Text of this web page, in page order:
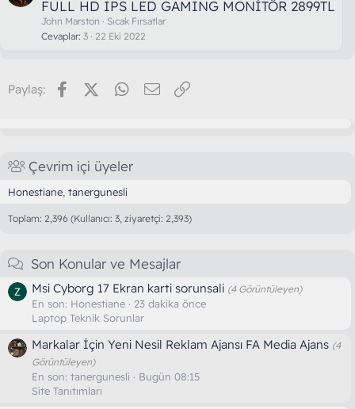
FULL HD IPS LED GAMING MONİTÖR 2899TL
John Marston
Sıcak Fırsatlar
Cevaplar 3 22 Eki 2022
Paylaş: FacebookX (Twitter)WhatsApp
E-posta
Çevrim içi üyeler
Honestiane tanergunesli
Toplam: 2,396 (Kullanıcı: 3, ziyaretçi: 2,393)
Son Konular ve Mesajlar
Msi Cyborg 17 Ekran karti sorunsali (4 Görüntüleyen)
En son: Honestiane
23 dakika önce
Laptop Teknik Sorunlar
Markalar İçin Yeni Nesil Reklam Ajansı FA Media Ajans (4
Görüntüleyen)
En son: tanergunesli
Bugün 08:15
Site Tanıtımları